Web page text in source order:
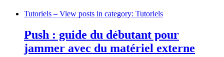
Tutoriels – View posts in category: Tutoriels
Push : guide du débutant pour
jammer avec du matériel externe